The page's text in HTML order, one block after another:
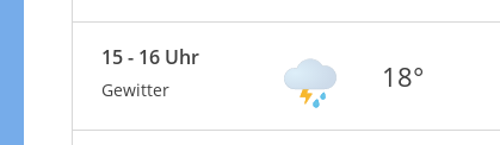
15 - 16 Uhr
Gewitter 18°